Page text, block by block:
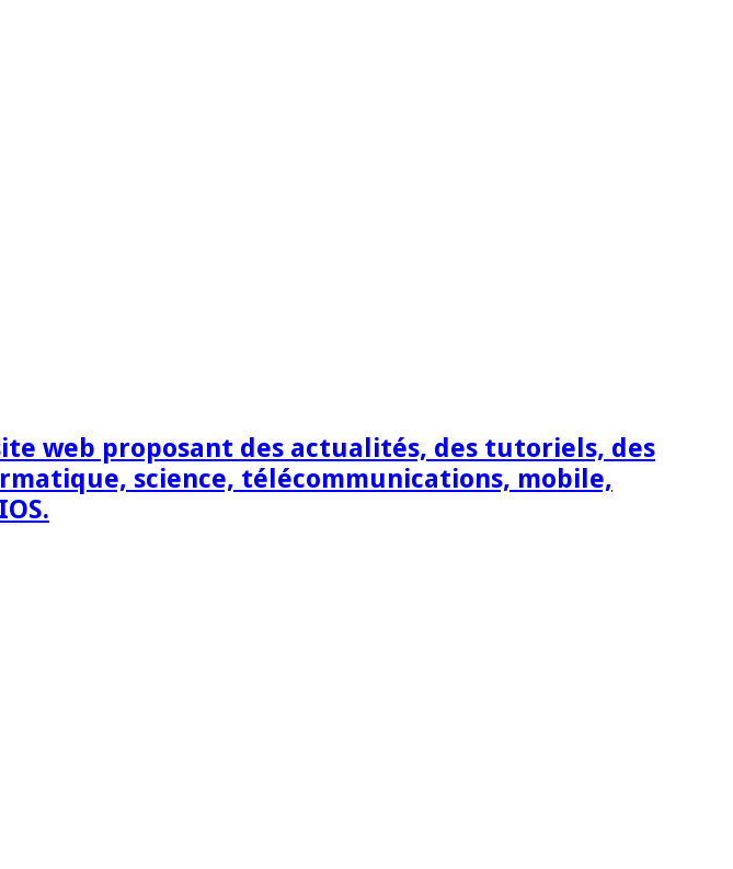
web proposant des actualités, des tutoriels, des
science, télécommunications, mobile,